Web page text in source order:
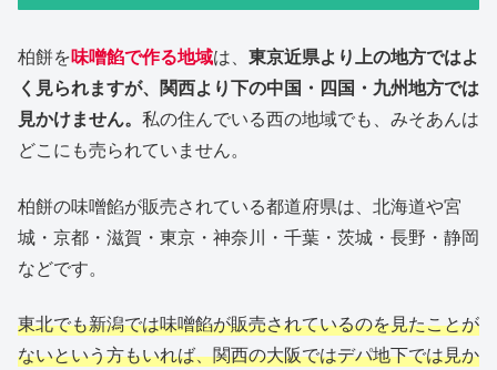
柏餅を味噌餡で作る地域は、 東京近県より上の地方ではよ
く見られますが、関西より下の中国・四国・九州地方では
見かけません。 私の住んでいる西の地域でも、みそあんは
どこにも売られていません。
柏餅の味噌餡が販売されている都道府県は、北海道や宮
城・京都・滋賀・東京・神奈川・千葉・茨城・長野・静岡
などです。
東北でも新潟では味噌餡が販売されているのを見たことが
ないという方もいれば、関西の大阪ではデパ地下では見か